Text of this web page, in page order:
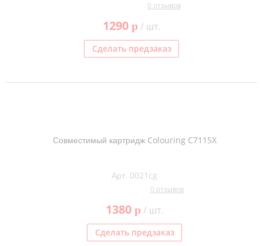
0 отзывов
1290 p/ шт.
Сделать предзаказ
Совместимый картридж Colouring C7115X
Арт. 0021cg
0 отзывов
1380 p/ шт.
Сделать предзаказ